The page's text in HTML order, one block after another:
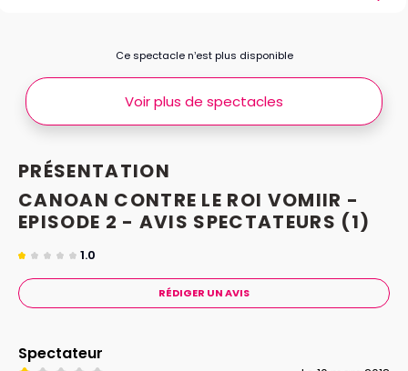
PRÉSENTATION
Ce spectacle n’est plus disponible
Voir plus de spectacles
CANOAN CONTRE LE ROI VOMIIR -
EPISODE 2 - AVIS SPECTATEURS (1)
1.0
RÉDIGER UN AVIS
Spectateur